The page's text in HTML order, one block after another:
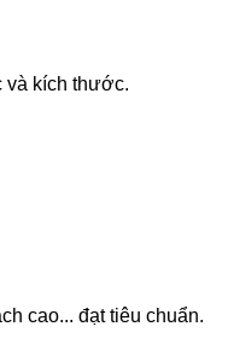
và kích thước.
cao... đạt tiêu chuẩn.